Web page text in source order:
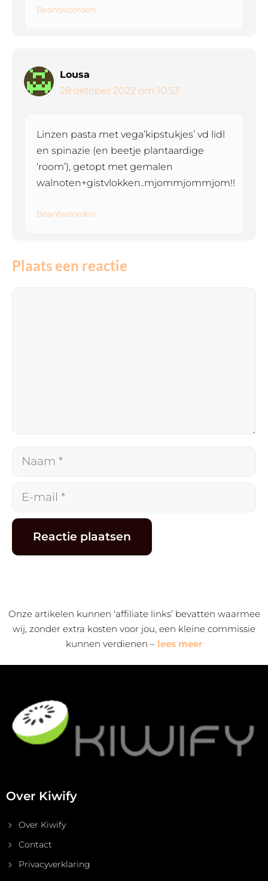
Beantwoorden
Lousa
28 oktober 2022 om 10:53
Linzen pasta met vega’kipstukjes’ vd lidl
en spinazie (en beetje plantaardige
‘room’), getopt met gemalen
walnoten+gistvlokken..mjommjommjom!!
Beantwoorden
Plaats een reactie
Naam
E-
Onze artikelen kunnen ‘affiliate links’ bevatten waarmee
wij, zonder extra kosten voor jou, een kleine commissie
kunnen verdienen – lees meer
Over Kiwify
Over Kiwify
Contact
Privacyverklaring